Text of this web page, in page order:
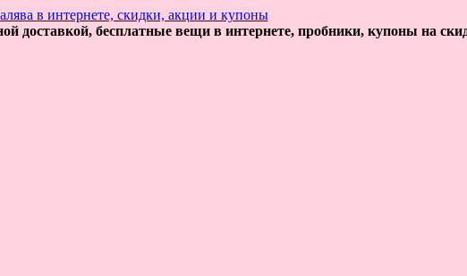
доставкой, бесплатные вещи в интернете, пробники, купоны на